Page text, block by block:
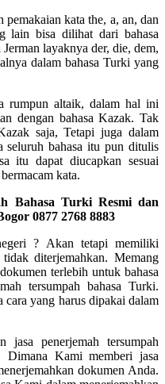
kata the, a, an, dan
lain bisa dilihat dari bahasa
layaknya der, die, dem,
dalam bahasa Turki yang
rumpun altaik, dalam hal ini
dengan bahasa Kazak. Tak
saja, Tetapi juga dalam
seluruh bahasa itu pun ditulis
itu dapat diucapkan sesuai
kata.
Bahasa Turki Resmi dan
0877 2768 8883
? Akan tetapi memiliki
diterjemahkan. Memang
terlebih untuk bahasa
tersumpah bahasa Turki.
cara yang harus dipakai dalam
penerjemah tersumpah
Dimana Kami memberi jasa
dokumen Anda.